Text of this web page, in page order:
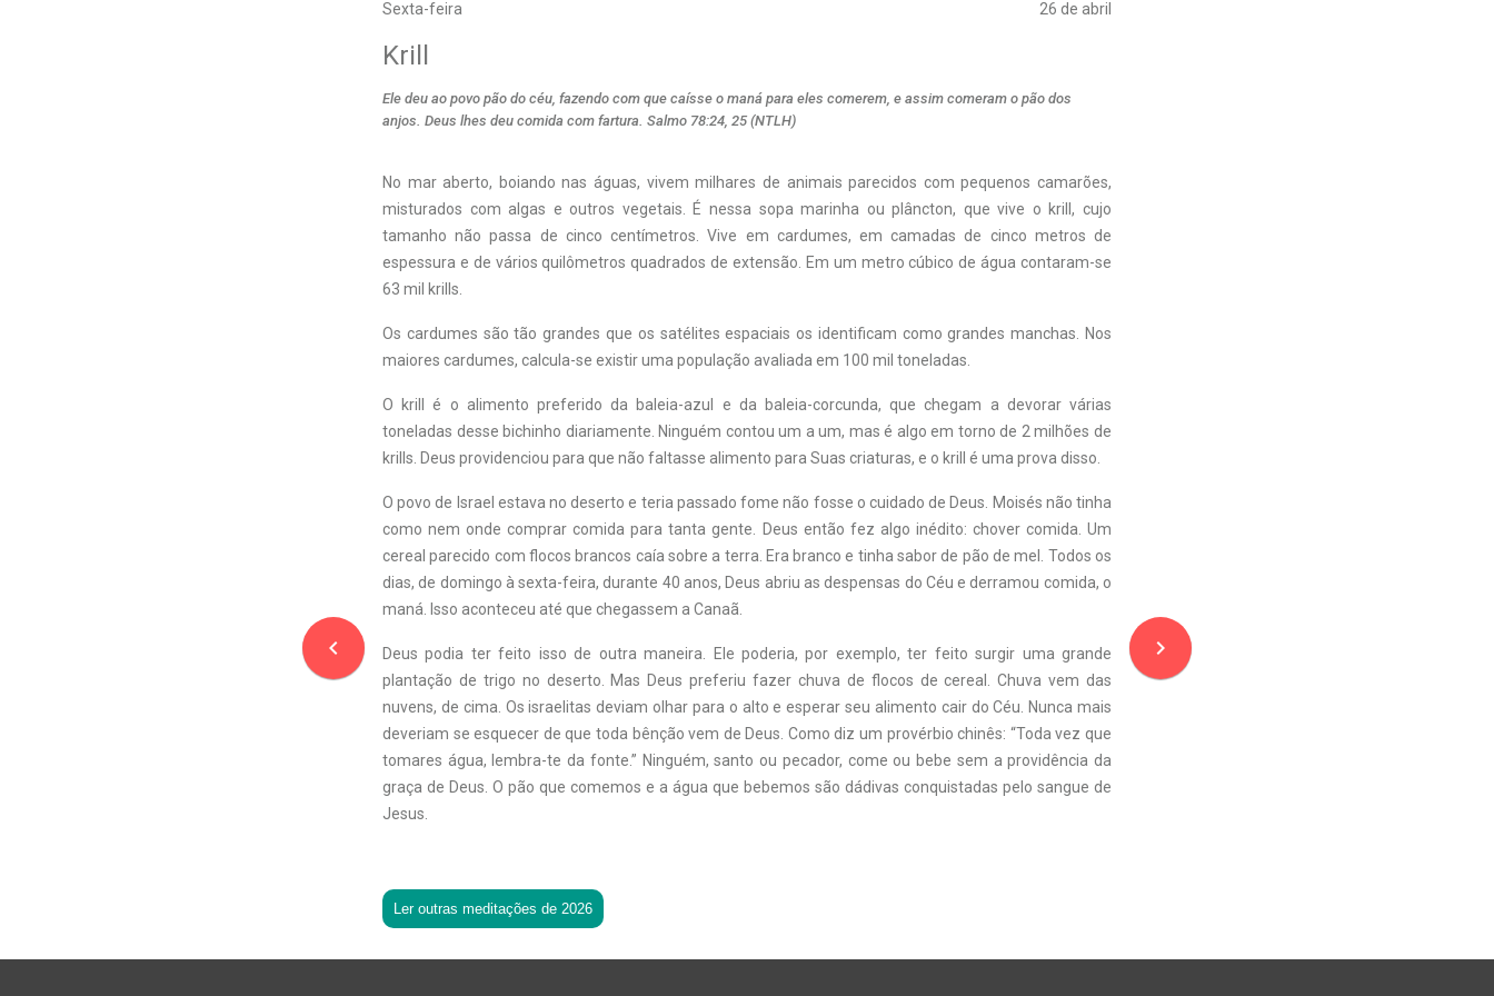
Sexta-feira 26 de abril
navigate_before
Krill
Ele deu ao povo pão do céu, fazendo com que caísse o maná para eles comerem, e assim comeram o pão dos
anjos. Deus lhes deu comida com fartura. Salmo 78:24, 25 (NTLH)
No mar aberto, boiando nas águas, vivem milhares de animais parecidos com pequenos camarões,
misturados com algas e outros vegetais. É nessa sopa marinha ou plâncton, que vive o krill, cujo
tamanho não passa de cinco centímetros. Vive em cardumes, em camadas de cinco metros de
espessura e de vários quilômetros quadrados de extensão. Em um metro cúbico de água contaram-se
63 mil krills.
Os cardumes são tão grandes que os satélites espaciais os identificam como grandes manchas. Nos
maiores cardumes, calcula-se existir uma população avaliada em 100 mil toneladas.
O krill é o alimento preferido da baleia-azul e da baleia-corcunda, que chegam a devorar várias
toneladas desse bichinho diariamente. Ninguém contou um a um, mas é algo em torno de 2 milhões de
krills. Deus providenciou para que não faltasse alimento para Suas criaturas, e o krill é uma prova disso.
O povo de Israel estava no deserto e teria passado fome não fosse o cuidado de Deus. Moisés não tinha
como nem onde comprar comida para tanta gente. Deus então fez algo inédito: chover comida. Um
cereal parecido com flocos brancos caía sobre a terra. Era branco e tinha sabor de pão de mel. Todos os
dias, de domingo à sexta-feira, durante 40 anos, Deus abriu as despensas do Céu e derramou comida, o
maná. Isso aconteceu até que chegassem a Canaã.
Deus podia ter feito isso de outra maneira. Ele poderia, por exemplo, ter feito surgir uma grande
plantação de trigo no deserto. Mas Deus preferiu fazer chuva de flocos de cereal. Chuva vem das
nuvens, de cima. Os israelitas deviam olhar para o alto e esperar seu alimento cair do Céu. Nunca mais
deveriam se esquecer de que toda bênção vem de Deus. Como diz um provérbio chinês: “Toda vez que
tomares água, lembra-te da fonte.” Ninguém, santo ou pecador, come ou bebe sem a providência da
graça de Deus. O pão que comemos e a água que bebemos são dádivas conquistadas pelo sangue de
Jesus.
Ler outras meditações de 2026
navigate_next